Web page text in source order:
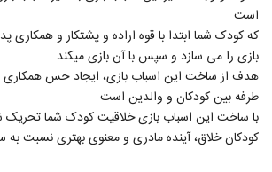
است
که کودک شما ابتدا با قوه اراده و پشتکار و همکاری
بازی را می سازد و سپس با آن بازی میکند
هدف از ساخت این اسباب بازی، ایجاد حس
طرفه بین کودکان و والدین است
با ساخت این اسباب بازی خلاقیت کودک شما
کودکان خلاق، آینده مادری و معنوی بهتری نسبت به